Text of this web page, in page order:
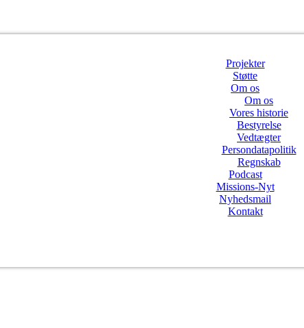
Projekter
Støtte
Om os
Om os
Vores historie
Bestyrelse
Vedtægter
Persondatapolitik
Regnskab
Podcast
Missions-Nyt
Nyhedsmail
Kontakt